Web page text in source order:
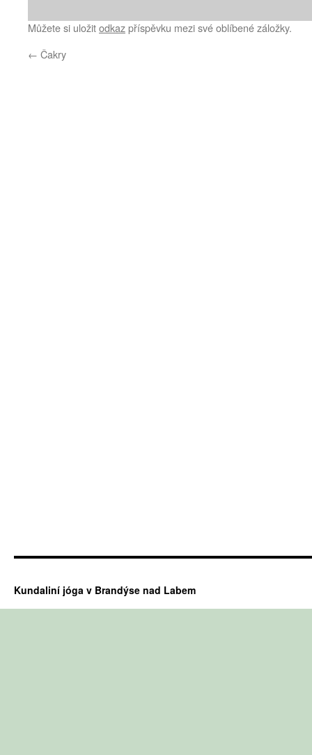
Můžete si uložitodkazpříspěvku mezi své oblíbené záložky.
← Čakry
Kundaliní jóga v Brandýse nad Labem